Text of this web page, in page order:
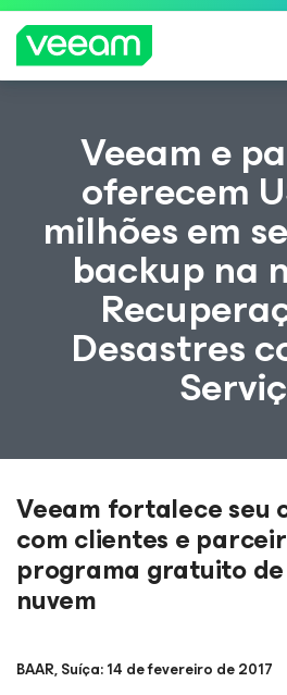
Orientações da Veeam para
pela atualização de
Veeam e
oferecem
milhões em
backup na
Desastres
Veeam fortalece seu
com clientes e
programa gratuito
nuvem
BAAR, Suíça: 14 de fevereiro de 2017